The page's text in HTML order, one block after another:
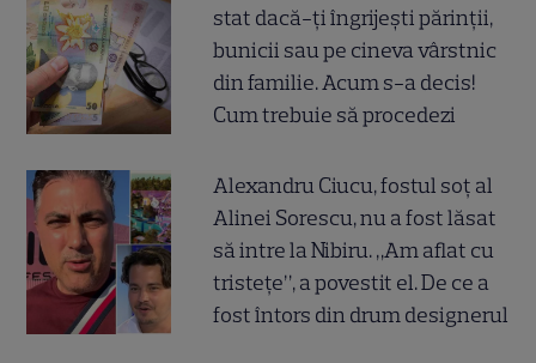
stat dacă-ți îngrijești părinții,
bunicii sau pe cineva vârstnic
din familie. Acum s-a decis!
Cum trebuie să procedezi
Alexandru Ciucu, fostul soț al
Alinei Sorescu, nu a fost lăsat
să intre la Nibiru. „Am aflat cu
tristețe”, a povestit el. De ce a
fost întors din drum designerul